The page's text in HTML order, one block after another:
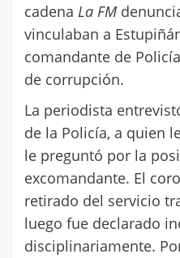
cadena La FM
vinculaban a
comandante de
de corrupción.
La periodista
de la Policía, a quien
le preguntó por la
excomandante. El
retirado del servicio
luego fue declarado
disciplinariamente.